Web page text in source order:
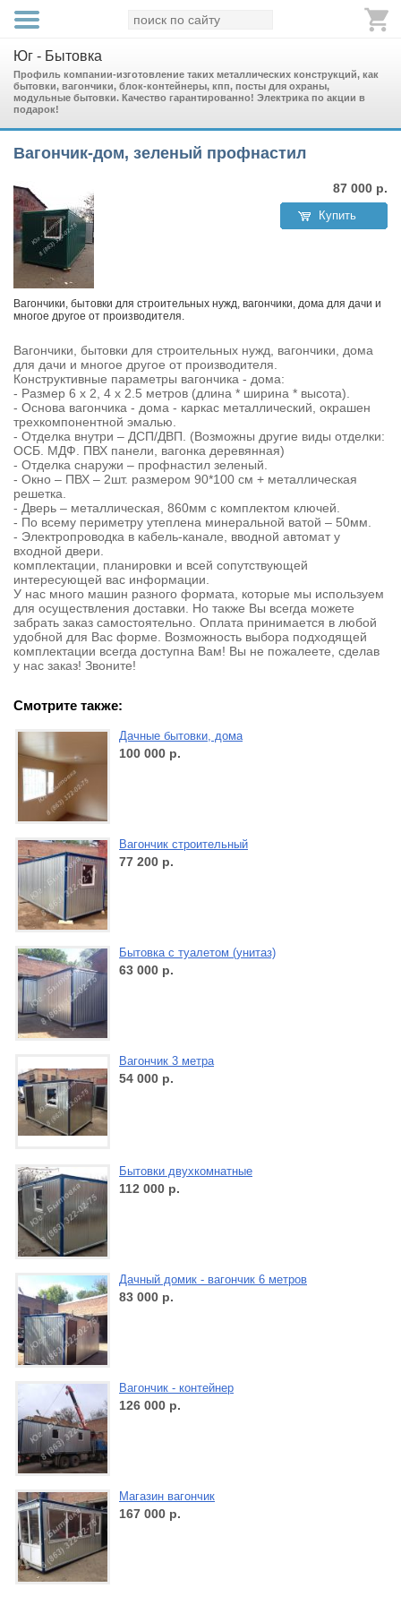
Юг - Бытовка
Профиль компании-изготовление таких металлических конструкций, как
бытовки, вагончики, блок-контейнеры, кпп, посты для охраны,
модульные бытовки. Качество гарантированно! Электрика по акции в
подарок!
Вагончик-дом, зеленый профнастил
87 000 р.
Купить
Вагончики, бытовки для строительных нужд, вагончики, дома для дачи и
многое другое от производителя.
Вагончики, бытовки для строительных нужд, вагончики, дома
для дачи и многое другое от производителя.
Конструктивные параметры вагончика - дома:
- Размер 6 х 2, 4 х 2.5 метров (длина * ширина * высота).
- Основа вагончика - дома - каркас металлический, окрашен
трехкомпонентной эмалью.
- Отделка внутри – ДСП/ДВП. (Возможны другие виды отделки:
ОСБ. МДФ. ПВХ панели, вагонка деревянная)
- Отделка снаружи – профнастил зеленый.
- Окно – ПВХ – 2шт. размером 90*100 см + металлическая
решетка.
- Дверь – металлическая, 860мм с комплектом ключей.
- По всему периметру утеплена минеральной ватой – 50мм.
- Электропроводка в кабель-канале, вводной автомат у
входной двери.
комплектации, планировки и всей сопутствующей
интересующей вас информации.
У нас много машин разного формата, которые мы используем
для осуществления доставки. Но также Вы всегда можете
забрать заказ самостоятельно. Оплата принимается в любой
удобной для Вас форме. Возможность выбора подходящей
комплектации всегда доступна Вам! Вы не пожалеете, сделав
у нас заказ! Звоните!
Смотрите также:
Дачные бытовки, дома
100 000 р.
Вагончик строительный
77 200 р.
Бытовка с туалетом (унитаз)
63 000 р.
Вагончик 3 метра
54 000 р.
Бытовки двухкомнатные
112 000 р.
Дачный домик - вагончик 6 метров
83 000 р.
Вагончик - контейнер
126 000 р.
Магазин вагончик
167 000 р.